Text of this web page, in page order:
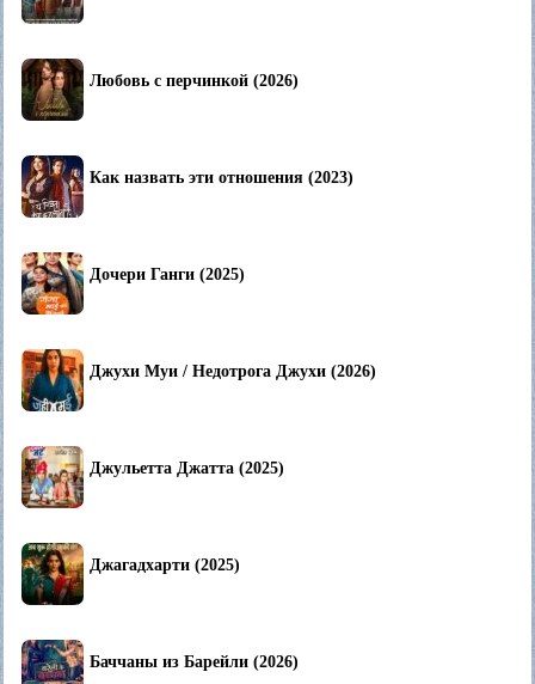
Любовь с перчинкой (2026)
Как назвать эти отношения (2023)
Дочери Ганги (2025)
Джухи Муи / Недотрога Джухи (2026)
Джульетта Джатта (2025)
Джагадхарти (2025)
Баччаны из Барейли (2026)